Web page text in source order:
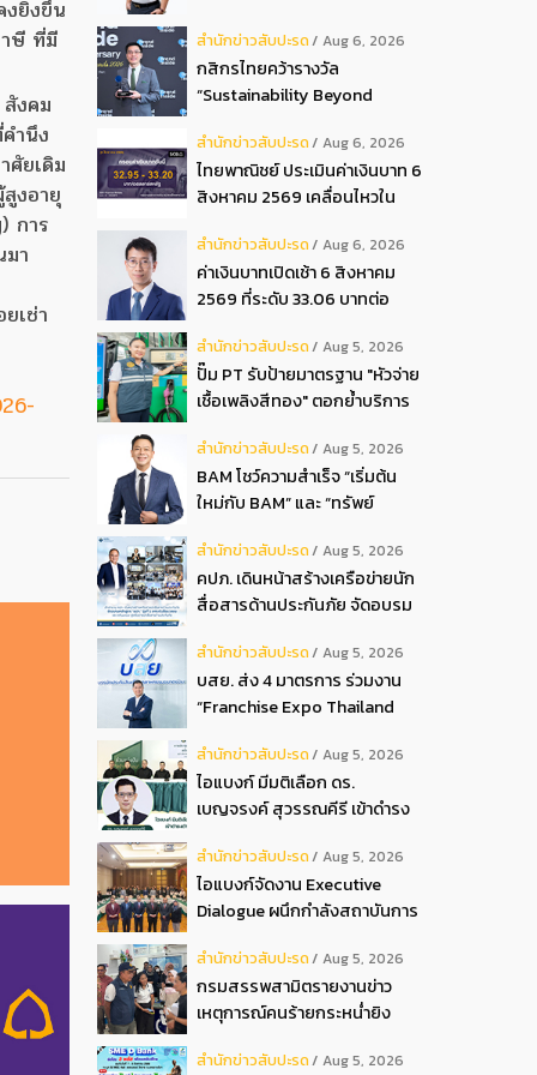
งยิ่งขึ้น
ษี ที่มี
งคม
ำนึง
ศัยเดิม
งอายุ
การ
า
เช่า
อัตรา 0.05 บ.หุ้น
สํานักข่าวสับปะรด Aug 6, 2026
กสิกรไทยคว้ารางวัล
“Sustainability Beyond
สํานักข่าวสับปะรด Aug 6, 2026
ไทยพาณิชย์ ประเมินค่าเงินบาท 6
สิงหาคม 2569 เคลื่อนไหวใน
ดอลลาร์
สํานักข่าวสับปะรด Aug 6, 2026
ค่าเงินบาทเปิดเช้า 6 สิงหาคม
2569 ที่ระดับ 33.06 บาทต่อ
สํานักข่าวสับปะรด Aug 5, 2026
ปั๊ม PT รับป้ายมาตรฐาน "หัวจ่าย
เชื้อเพลิงสีทอง" ตอกย้ำบริการ
บริโภค
สํานักข่าวสับปะรด Aug 5, 2026
BAM โชว์ความสำเร็จ “เริ่มต้น
ใหม่กับ BAM” และ “ทรัพย์
2026
สํานักข่าวสับปะรด Aug 5, 2026
คปภ. เดินหน้าสร้างเครือข่ายนัก
สื่อสารด้านประกันภัย จัดอบรม
สํานักข่าวสับปะรด Aug 5, 2026
บสย. ส่ง 4 มาตรการ ร่วมงาน
“Franchise Expo Thailand
สํานักข่าวสับปะรด Aug 5, 2026
ไอแบงก์ มีมติเลือก ดร.
เบญจรงค์ สุวรรณคีรี เข้าดำรง
การประชุมวิสามัญผู้ถือหุ้น ครั้ง
ที่ 22569
สํานักข่าวสับปะรด Aug 5, 2026
ไอแบงก์จัดงาน Executive
Dialogue ผนึกกำลังสถาบันการ
ถ่ายทอดประสบการณ์กว่า 40 ปี
เตรียมความพร้อมองค์กรสู่การ
เป็นธนาคารอิสลามแห่งอนาคต
สํานักข่าวสับปะรด Aug 5, 2026
กรมสรรพสามิตรายงานข่าว
เหตุการณ์คนร้ายกระหน่ำยิง
ปัตตานี สาขามายอ
สํานักข่าวสับปะรด Aug 5, 2026